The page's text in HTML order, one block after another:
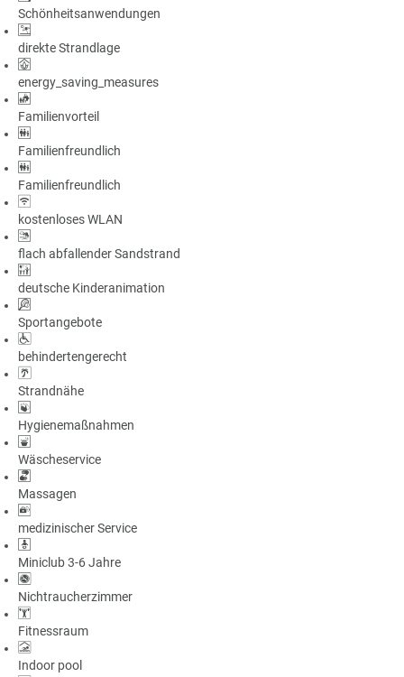
Schönheitsanwendungen
direkte Strandlage
energy_saving_measures
Familienvorteil
Familienfreundlich
Familienfreundlich
kostenloses WLAN
flach abfallender Sandstrand
deutsche Kinderanimation
Sportangebote
behindertengerecht
Strandnähe
Hygienemaßnahmen
Wäscheservice
Massagen
medizinischer Service
Miniclub 3-6 Jahre
Nichtraucherzimmer
Fitnessraum
Indoor pool